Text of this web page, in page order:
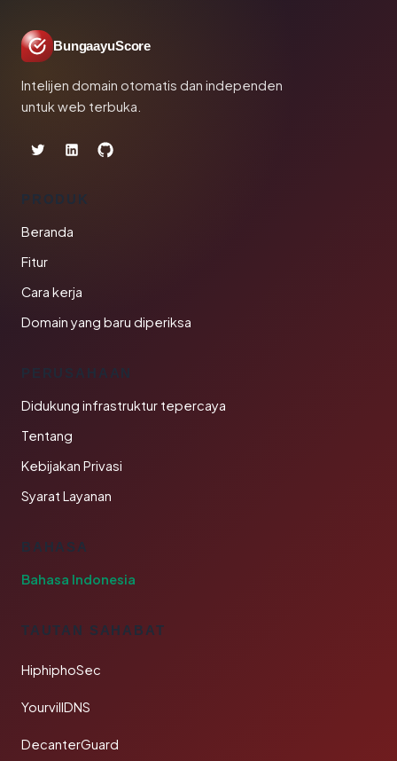
BungaayuScore
Intelijen domain otomatis dan independen
untuk web terbuka.
PRODUK
Beranda
Fitur
Cara kerja
Domain yang baru diperiksa
PERUSAHAAN
Didukung infrastruktur tepercaya
Tentang
Kebijakan Privasi
Syarat Layanan
BAHASA
Bahasa Indonesia
TAUTAN SAHABAT
HiphiphoSec
YourvillDNS
DecanterGuard